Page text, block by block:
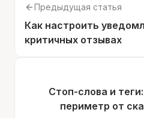
Предыдущая статья
Как настроить
критичных отзывах
Стоп-слова и
периметр от